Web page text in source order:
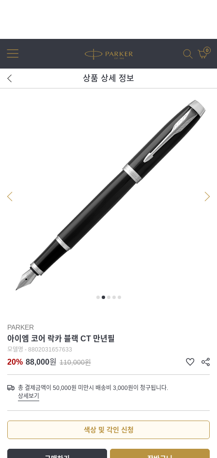
0
조터
상품 상세 정보
PARKER
아이엠 코어 락카 블랙 CT 만년필
모델명 - 8802031657633
20% 88,000원 110,000원
총 결제금액이 50,000원 미만시 배송비 3,000원이 청구됩니다.
상세보기
색상 및 각인 신청